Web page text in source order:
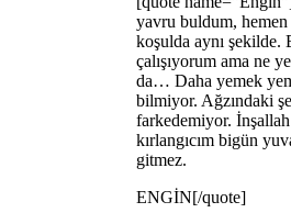
yavru buldum, hemen
koşulda aynı şekilde.
çalışıyorum ama ne
da… Daha yemek
bilmiyor. Ağzındaki
farkedemiyor.
kırlangıcım bigün
gitmez.
ENGİN[/quote]